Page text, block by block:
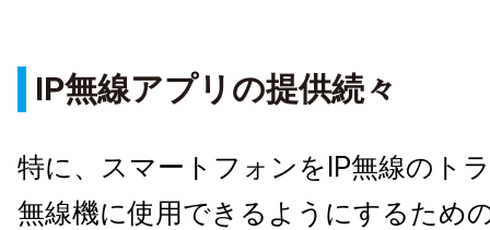
IP無線アプリの提供続々
特に、スマートフォンをIP無線のト
無線機に使用できるようにするため